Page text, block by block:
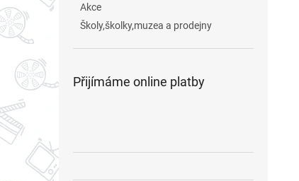
Akce
Školy,školky,muzea a prodejny
Přijímáme online platby